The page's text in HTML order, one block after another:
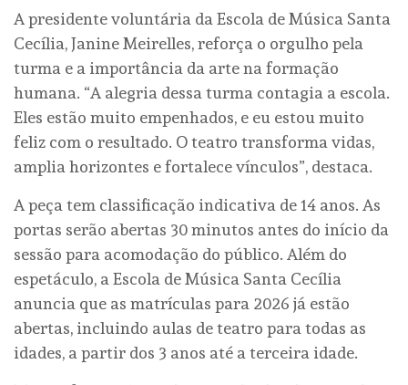
A presidente voluntária da Escola de Música Santa
Cecília, Janine Meirelles, reforça o orgulho pela
turma e a importância da arte na formação
humana. “A alegria dessa turma contagia a escola.
Eles estão muito empenhados, e eu estou muito
feliz com o resultado. O teatro transforma vidas,
amplia horizontes e fortalece vínculos”, destaca.
A peça tem classificação indicativa de 14 anos. As
portas serão abertas 30 minutos antes do início da
sessão para acomodação do público. Além do
espetáculo, a Escola de Música Santa Cecília
anuncia que as matrículas para 2026 já estão
abertas, incluindo aulas de teatro para todas as
idades, a partir dos 3 anos até a terceira idade.